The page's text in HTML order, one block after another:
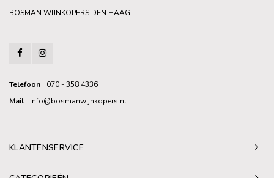
BOSMAN WIJNKOPERS DEN HAAG
Telefoon
070 - 358 4336
Mail
info@bosmanwijnkopers.nl
KLANTENSERVICE